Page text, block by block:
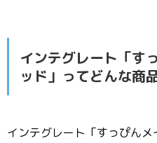
インテグレート「す
ッド」ってどんな商
インテグレート「すっぴんメ